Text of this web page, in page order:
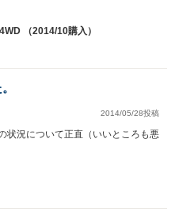
（2014/10購入）
2014/05/28投稿
状況について正直（いいところも悪